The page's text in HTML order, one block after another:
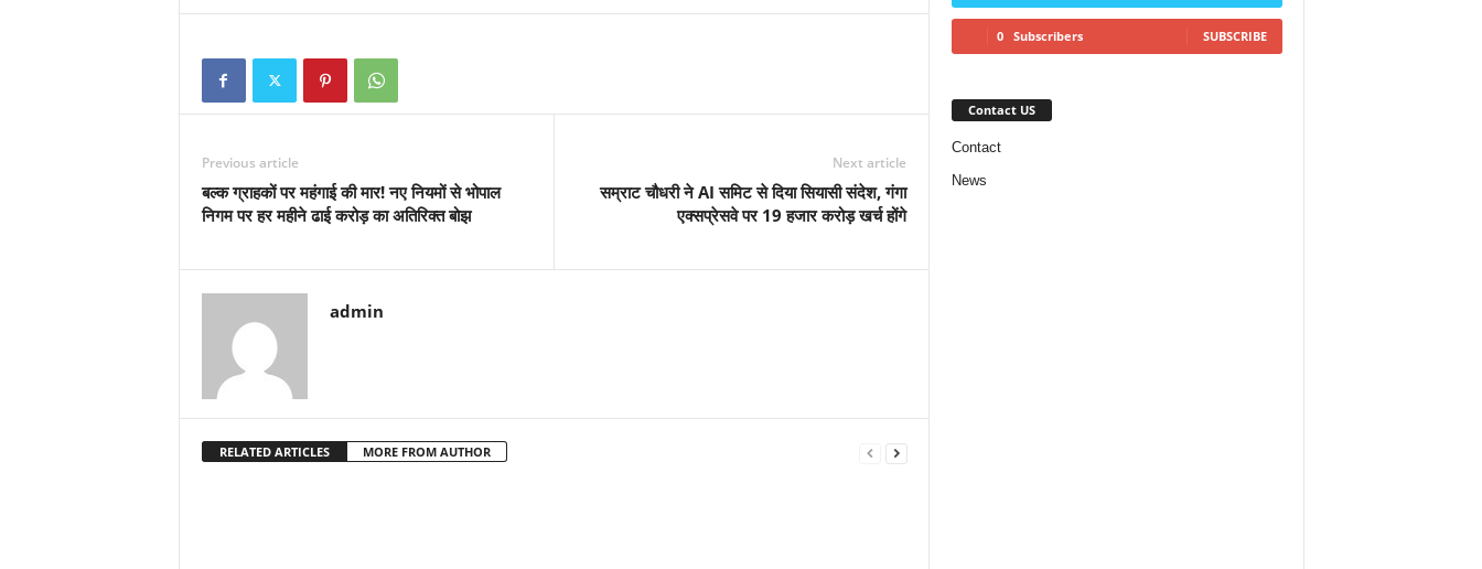
Previous article
बल्क ग्राहकों पर महंगाई की मार! नए नियमों से भोपाल
निगम पर हर महीने ढाई करोड़ का अतिरिक्त बोझ
Next article
सम्राट चौधरी ने AI समिट से दिया सियासी संदेश, गंगा
एक्सप्रेसवे पर 19 हजार करोड़ खर्च होंगे
admin
RELATED ARTICLES MORE FROM AUTHOR
0 Subscribers SUBSCRIBE
Contact US
Contact
News